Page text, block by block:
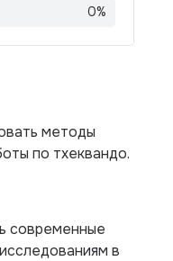
0%
методы
по тхеквандо.
современные
в